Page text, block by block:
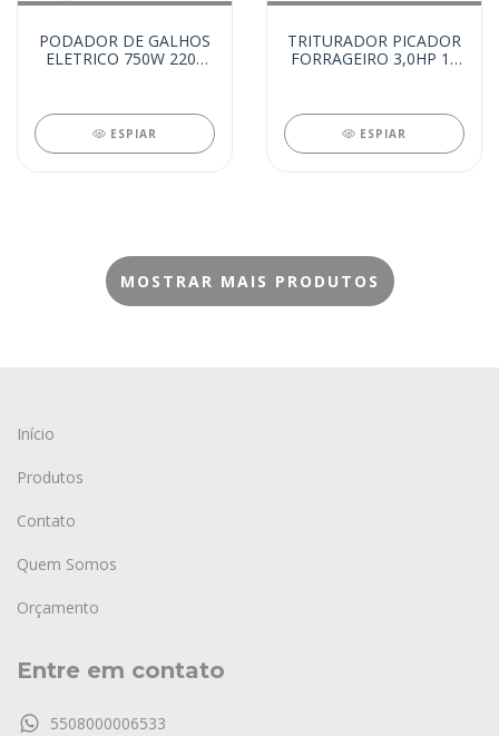
PODADOR DE GALHOS
ELETRICO 750W 220V
ESPIAR
TRITURADOR PICADOR
FORRAGEIRO 3,0HP 10
ESPIAR
MOSTRAR MAIS PRODUTOS
Início
Produtos
Contato
Quem Somos
Orçamento
Entre em contato
5508000006533